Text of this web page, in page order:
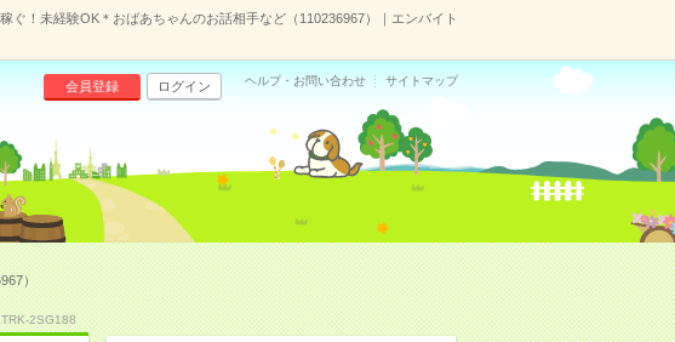
ぐ！未経験OK＊おばあちゃんのお話相手など（110236967）｜エンバイト
会員登録 ログイン ヘルプ・お問い合わせ サイトマップ
）
2SG188